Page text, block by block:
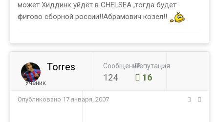
может Хиддинк уйдёт в CHELSEA ,тогда будет
фигово сборной россии!!Абрамович козёл!!
Torres
Ученик
Сообщений
124
Репутация
16
Опубликовано 17 января, 2007